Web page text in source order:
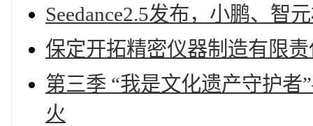
Seedance2.5发布，小鹏、智
保定开拓精密仪器制造有限
第三季 “我是文化遗产守护
火